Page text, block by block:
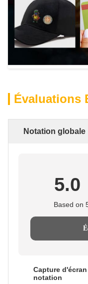
Évaluations
Notation globale
5.0
Based on
Capture
notation